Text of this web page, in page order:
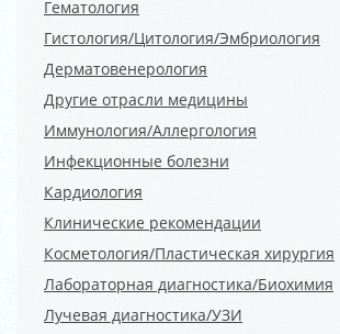
Гематология
Гистология/Цитология/Эмбриология
Дерматовенерология
Другие отрасли медицины
Иммунология/Аллергология
Инфекционные болезни
Кардиология
Клинические рекомендации
Косметология/Пластическая хирургия
Лабораторная диагностика/Биохимия
Лучевая диагностика/УЗИ